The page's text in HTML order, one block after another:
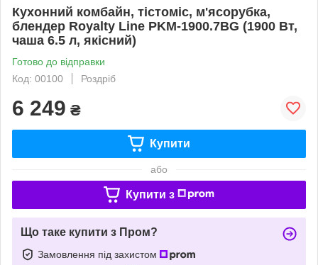
Кухонний комбайн, тістоміс, м'ясорубка,
блендер Royalty Line PKM-1900.7BG (1900 Вт,
чаша 6.5 л, якісний)
Готово до відправки
Код: 00100
Роздріб
6 249 ₴
Купити
або
Купити з
Що таке купити з Пром?
Замовлення під захистом